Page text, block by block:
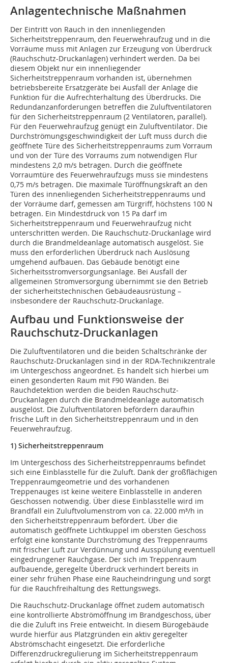
Anlagentechnische Maßnahmen
Der Eintritt von Rauch in den innenliegenden
Sicherheitstreppenraum, den Feuerwehraufzug und in die
Vorräume muss mit Anlagen zur Erzeugung von Überdruck
(Rauchschutz-Druckanlagen) verhindert werden. Da bei
diesem Objekt nur ein innenliegender
Sicherheitstreppenraum vorhanden ist, übernehmen
betriebsbereite Ersatzgeräte bei Ausfall der Anlage die
Funktion für die Aufrechterhaltung des Überdrucks. Die
Redundanzanforderungen betreffen die Zuluftventilatoren
für den Sicherheitstreppenraum (2 Ventilatoren, parallel).
Für den Feuerwehraufzug genügt ein Zuluftventilator. Die
Durchströmungsgeschwindigkeit der Luft muss durch die
geöffnete Türe des Sicherheitstreppenraums zum Vorraum
und von der Türe des Vorraums zum notwendigen Flur
mindestens 2,0 m/s betragen. Durch die geöffnete
Vorraumtüre des Feuerwehraufzugs muss sie mindestens
0,75 m/s betragen. Die maximale Türöffnungskraft an den
Türen des innenliegenden Sicherheitstreppenraums und
der Vorräume darf, gemessen am Türgriff, höchstens 100 N
betragen. Ein Mindestdruck von 15 Pa darf im
Sicherheitstreppenraum und Feuerwehraufzug nicht
unterschritten werden. Die Rauchschutz-Druckanlage wird
durch die Brandmeldeanlage automatisch ausgelöst. Sie
muss den erforderlichen Überdruck nach Auslösung
umgehend aufbauen. Das Gebäude benötigt eine
Sicherheitsstromversorgungsanlage. Bei Ausfall der
allgemeinen Stromversorgung übernimmt sie den Betrieb
der sicherheitstechnischen Gebäudeausrüstung –
insbesondere der Rauchschutz-Druckanlage.
Aufbau und Funktionsweise der
Rauchschutz-Druckanlagen
Die Zuluftventilatoren und die beiden Schaltschränke der
Rauchschutz-Druckanlagen sind in der RDA-Technikzentrale
im Untergeschoss angeordnet. Es handelt sich hierbei um
einen gesonderten Raum mit F90 Wänden. Bei
Rauchdetektion werden die beiden Rauchschutz-
Druckanlagen durch die Brandmeldeanlage automatisch
ausgelöst. Die Zuluftventilatoren befördern daraufhin
frische Luft in den Sicherheitstreppenraum und in den
Feuerwehraufzug.
1) Sicherheitstreppenraum
Im Untergeschoss des Sicherheitstreppenraums befindet
sich eine Einblasstelle für die Zuluft. Dank der großflächigen
Treppenraumgeometrie und des vorhandenen
Treppenauges ist keine weitere Einblasstelle in anderen
Geschossen notwendig. Über diese Einblasstelle wird im
Brandfall ein Zuluftvolumenstrom von ca. 22.000 m³/h in
den Sicherheitstreppenraum befördert. Über die
automatisch geöffnete Lichtkuppel im obersten Geschoss
erfolgt eine konstante Durchströmung des Treppenraums
mit frischer Luft zur Verdünnung und Ausspülung eventuell
eingedrungener Rauchgase. Der sich im Treppenraum
aufbauende, geregelte Überdruck verhindert bereits in
einer sehr frühen Phase eine Raucheindringung und sorgt
für die Rauchfreihaltung des Rettungswegs.
Die Rauchschutz-Druckanlage öffnet zudem automatisch
eine kontrollierte Abströmöffnung im Brandgeschoss, über
die die Zuluft ins Freie entweicht. In diesem Bürogebäude
wurde hierfür aus Platzgründen ein aktiv geregelter
Abströmschacht eingesetzt. Die erforderliche
Differenzdruckregulierung im Sicherheitstreppenraum